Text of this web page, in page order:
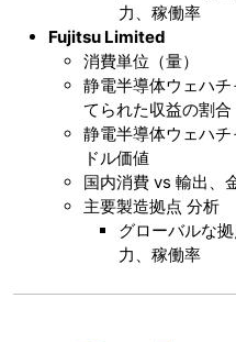
力、稼働率
Fujitsu Limited
消費単位（量）
静電半導体ウェハ
てられた収益の割合
静電半導体ウェハ
ドル価値
国内消費 vs 輸出、
主要製造拠点 分析
グローバルな
力、稼働率